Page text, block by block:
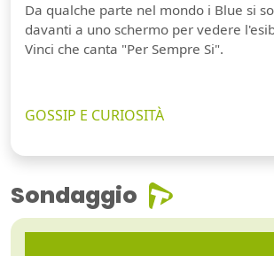
Da qualche parte nel mondo i Blue si
davanti a uno schermo per vedere
Vinci che canta "Per Sempre Si".
GOSSIP E CURIOSITÀ
Sondaggio